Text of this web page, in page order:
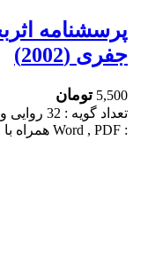
پرسشنامه
جفری (2002)
5,500 تومان
تعداد
: Word , PDF همراه با مقالات مرتبط